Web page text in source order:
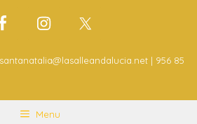
| 956 85
Menu